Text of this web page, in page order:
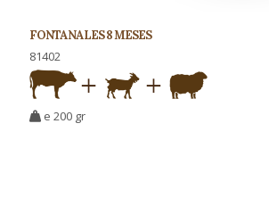
FONTANALES 8 MESES
81402
e 200 gr